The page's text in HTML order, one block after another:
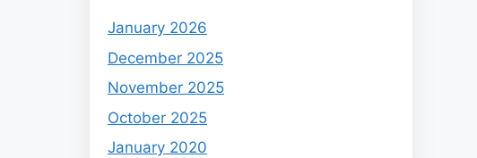
January 2026
December 2025
November 2025
October 2025
January 2020